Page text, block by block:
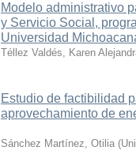
Modelo administrativo
y Servicio Social,
Universidad
Téllez Valdés, Karen
Estudio de factibilidad
aprovechamiento de
Sánchez Martínez, Otilia (